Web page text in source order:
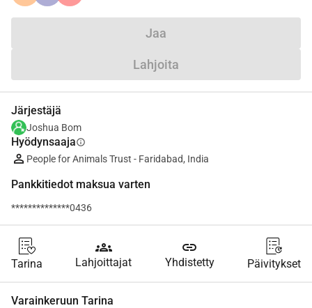
Jaa
Lahjoita
Järjestäjä
Joshua Bom
Hyödynsaajainfo
People for Animals Trust - Faridabad, India
Pankkitiedot maksua varten
**************0436
Tarina
groups
Lahjoittajat
link
Yhdistetty Päivitykset
Varainkeruun Tarina